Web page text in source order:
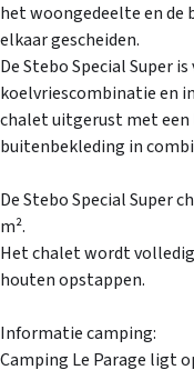
het woongedeelte en de
elkaar gescheiden.
De Stebo Special Super
koelvriescombinatie en
chalet uitgerust met
buitenbekleding in
De Stebo Special Super
m².
Het chalet wordt
houten opstappen.
Informatie camping:
Camping Le Parage ligt